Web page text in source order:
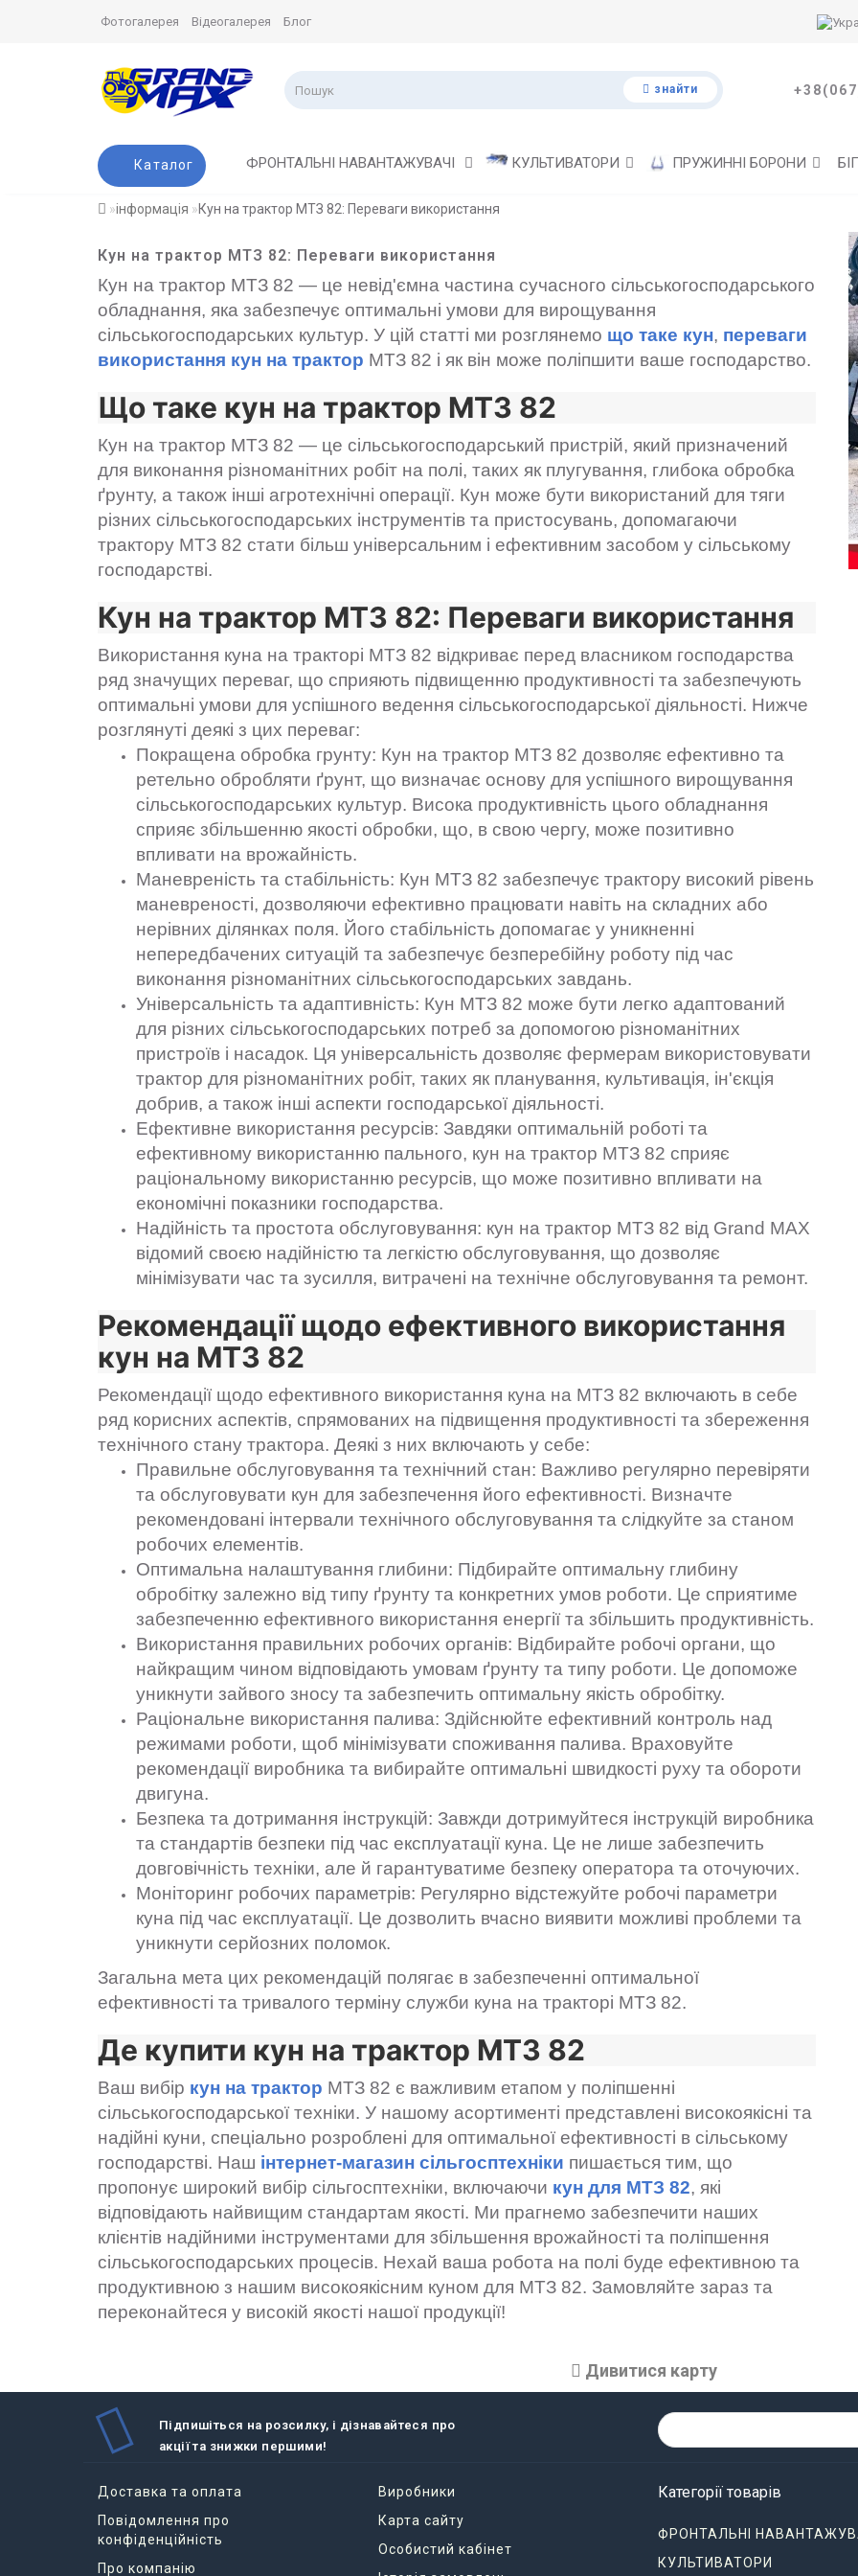
Фотогалерея Відеогалерея Блог
знайти
Каталог ФРОНТАЛЬНІ НАВАНТАЖУВАЧІ КУЛЬТИВАТОРИ ПРУЖИННІ БОРОНИ
інформація Кун на трактор МТЗ 82: Переваги використання
Кун на трактор МТЗ 82: Переваги використання
Кун на трактор МТЗ 82 — це невід'ємна частина сучасного сільськогосподарського
обладнання, яка забезпечує оптимальні умови для вирощування
сільськогосподарських культур. У цій статті ми розглянемо що таке кун, переваги
використання кун на трактор МТЗ 82 і як він може поліпшити ваше господарство.
Що таке кун на трактор МТЗ 82
Кун на трактор МТЗ 82 — це сільськогосподарський пристрій, який призначений
для виконання різноманітних робіт на полі, таких як плугування, глибока обробка
ґрунту, а також інші агротехнічні операції. Кун може бути використаний для тяги
різних сільськогосподарських інструментів та пристосувань, допомагаючи
трактору МТЗ 82 стати більш універсальним і ефективним засобом у сільському
господарстві.
Кун на трактор МТЗ 82: Переваги використання
Використання куна на тракторі МТЗ 82 відкриває перед власником господарства
ряд значущих переваг, що сприяють підвищенню продуктивності та забезпечують
оптимальні умови для успішного ведення сільськогосподарської діяльності. Нижче
розглянуті деякі з цих переваг:
Покращена обробка грунту: Кун на трактор МТЗ 82 дозволяє ефективно та
ретельно обробляти ґрунт, що визначає основу для успішного вирощування
сільськогосподарських культур. Висока продуктивність цього обладнання
сприяє збільшенню якості обробки, що, в свою чергу, може позитивно
впливати на врожайність.
Маневреність та стабільність: Кун МТЗ 82 забезпечує трактору високий рівень
маневреності, дозволяючи ефективно працювати навіть на складних або
нерівних ділянках поля. Його стабільність допомагає у уникненні
непередбачених ситуацій та забезпечує безперебійну роботу під час
виконання різноманітних сільськогосподарських завдань.
Універсальність та адаптивність: Кун МТЗ 82 може бути легко адаптований
для різних сільськогосподарських потреб за допомогою різноманітних
пристроїв і насадок. Ця універсальність дозволяє фермерам використовувати
трактор для різноманітних робіт, таких як планування, культивація, ін'єкція
добрив, а також інші аспекти господарської діяльності.
Ефективне використання ресурсів: Завдяки оптимальній роботі та
ефективному використанню пального, кун на трактор МТЗ 82 сприяє
раціональному використанню ресурсів, що може позитивно впливати на
економічні показники господарства.
Надійність та простота обслуговування: кун на трактор МТЗ 82 від Grand MAX
відомий своєю надійністю та легкістю обслуговування, що дозволяє
мінімізувати час та зусилля, витрачені на технічне обслуговування та ремонт.
Рекомендації щодо ефективного використання
кун на МТЗ 82
Рекомендації щодо ефективного використання куна на МТЗ 82 включають в себе
ряд корисних аспектів, спрямованих на підвищення продуктивності та збереження
технічного стану трактора. Деякі з них включають у себе:
Правильне обслуговування та технічний стан: Важливо регулярно перевіряти
та обслуговувати кун для забезпечення його ефективності. Визначте
рекомендовані інтервали технічного обслуговування та слідкуйте за станом
робочих елементів.
Оптимальна налаштування глибини: Підбирайте оптимальну глибину
обробітку залежно від типу ґрунту та конкретних умов роботи. Це сприятиме
забезпеченню ефективного використання енергії та збільшить продуктивність.
Використання правильних робочих органів: Відбирайте робочі органи, що
найкращим чином відповідають умовам ґрунту та типу роботи. Це допоможе
уникнути зайвого зносу та забезпечить оптимальну якість обробітку.
Раціональне використання палива: Здійснюйте ефективний контроль над
режимами роботи, щоб мінімізувати споживання палива. Враховуйте
рекомендації виробника та вибирайте оптимальні швидкості руху та обороти
двигуна.
Безпека та дотримання інструкцій: Завжди дотримуйтеся інструкцій виробника
та стандартів безпеки під час експлуатації куна. Це не лише забезпечить
довговічність техніки, але й гарантуватиме безпеку оператора та оточуючих.
Моніторинг робочих параметрів: Регулярно відстежуйте робочі параметри
куна під час експлуатації. Це дозволить вчасно виявити можливі проблеми та
уникнути серйозних поломок.
Загальна мета цих рекомендацій полягає в забезпеченні оптимальної
ефективності та тривалого терміну служби куна на тракторі МТЗ 82.
Де купити кун на трактор МТЗ 82
Ваш вибір кун на трактор МТЗ 82 є важливим етапом у поліпшенні
сільськогосподарської техніки. У нашому асортименті представлені високоякісні та
надійні куни, спеціально розроблені для оптимальної ефективності в сільському
господарстві. Наш інтернет-магазин сільгосптехніки пишається тим, що
пропонує широкий вибір сільгосптехніки, включаючи кун для МТЗ 82, які
відповідають найвищим стандартам якості. Ми прагнемо забезпечити наших
клієнтів надійними інструментами для збільшення врожайності та поліпшення
сільськогосподарських процесів. Нехай ваша робота на полі буде ефективною та
продуктивною з нашим високоякісним куном для МТЗ 82. Замовляйте зараз та
переконайтеся у високій якості нашої продукції!
Дивитися карту
Підпишіться на розсилку, і дізнавайтеся про
акції та знижки першими!
Доставка та оплата
Повідомлення про
конфіденційність
Про компанію
Виробники
Карта сайту
Особистий кабінет
Категорії товарів
ФРОНТАЛЬНІ
КУЛЬТИВАТОРИ